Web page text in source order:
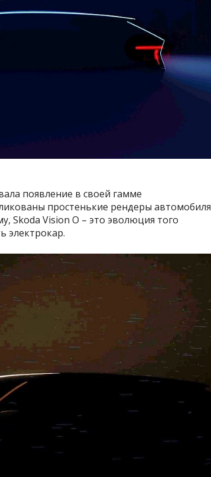
появление в своей гамме
простенькие рендеры автомобиля
Skoda Vision O – это эволюция того
электрокар.